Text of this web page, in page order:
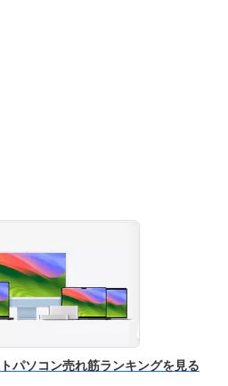
パソコン売れ筋ランキングを見る